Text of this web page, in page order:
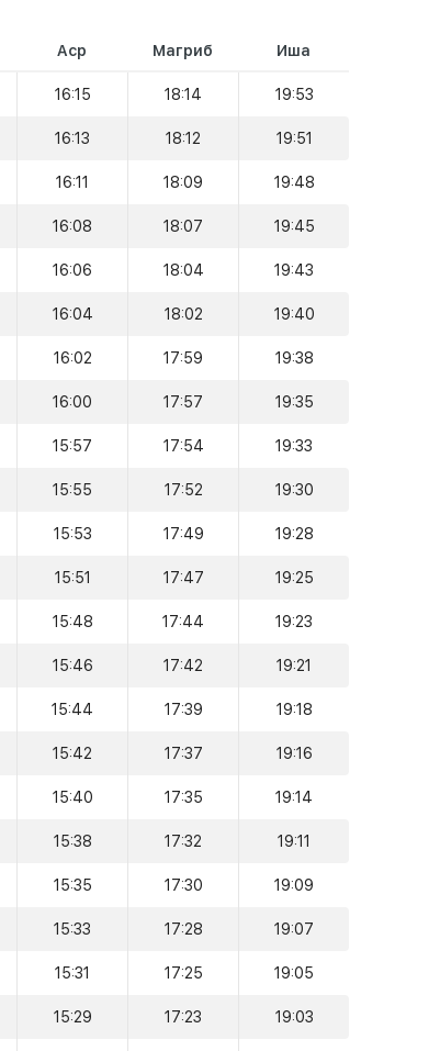
Аср Магриб Иша
16:15 18:14 19:53
16:13 18:12 19:51
16:11 18:09 19:48
16:08 18:07 19:45
16:06 18:04 19:43
16:04 18:02 19:40
16:02 17:59 19:38
16:00 17:57 19:35
15:57 17:54 19:33
15:55 17:52 19:30
15:53 17:49 19:28
15:51 17:47 19:25
15:48 17:44 19:23
15:46 17:42 19:21
15:44 17:39 19:18
15:42 17:37 19:16
15:40 17:35 19:14
15:38 17:32 19:11
15:35 17:30 19:09
15:33 17:28 19:07
15:31 17:25 19:05
15:29 17:23 19:03